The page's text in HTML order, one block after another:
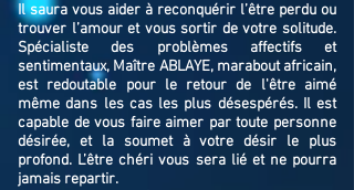
Il saura vous aider à reconquérir l’être perdu ou
trouver l’amour et vous sortir de votre solitude.
Spécialiste des problèmes affectifs et
sentimentaux, Maître ABLAYE, marabout africain,
est redoutable pour le retour de l'être aimé
même dans les cas les plus désespérés. Il est
capable de vous faire aimer par toute personne
désirée, et la soumet à votre désir le plus
profond. L’être chéri vous sera lié et ne pourra
jamais repartir.